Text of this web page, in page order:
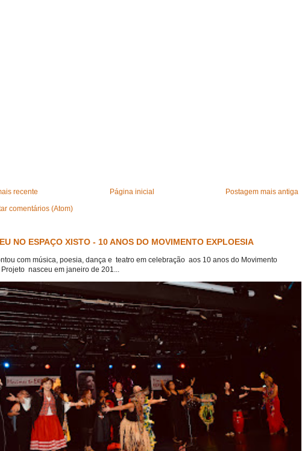
recente Postagem mais antiga
Página inicial
comentários (Atom)
NO ESPAÇO XISTO - 10 ANOS DO MOVIMENTO EXPLOESIA
com música, poesia, dança e teatro em celebração aos 10 anos do Movimento
Projeto nasceu em janeiro de 201...